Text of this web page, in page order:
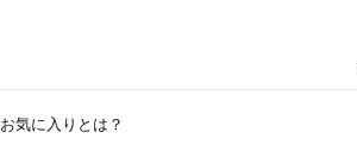
お気に入りとは？